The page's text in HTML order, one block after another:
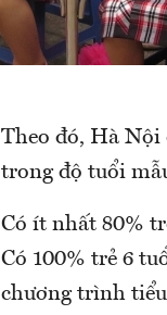
Theo đó, Hà Nội
trong độ tuổi
Có ít nhất 80%
Có 100% trẻ 6
chương trình